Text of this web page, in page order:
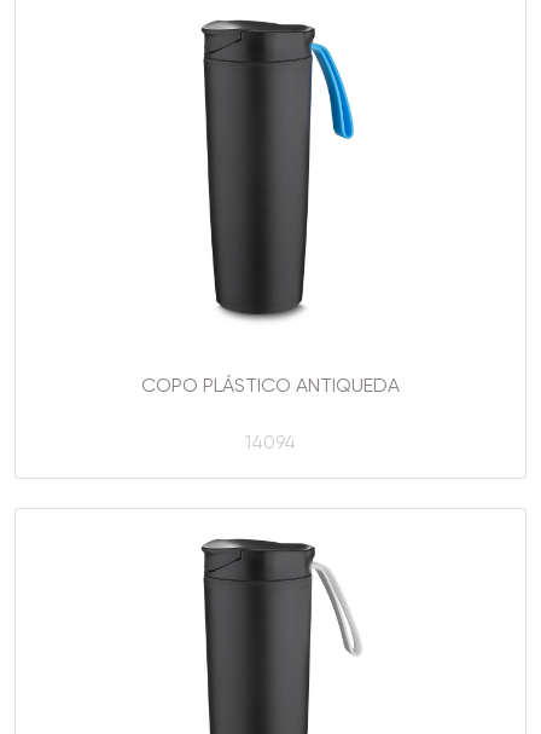
COPO PLÁSTICO ANTIQUEDA
14094